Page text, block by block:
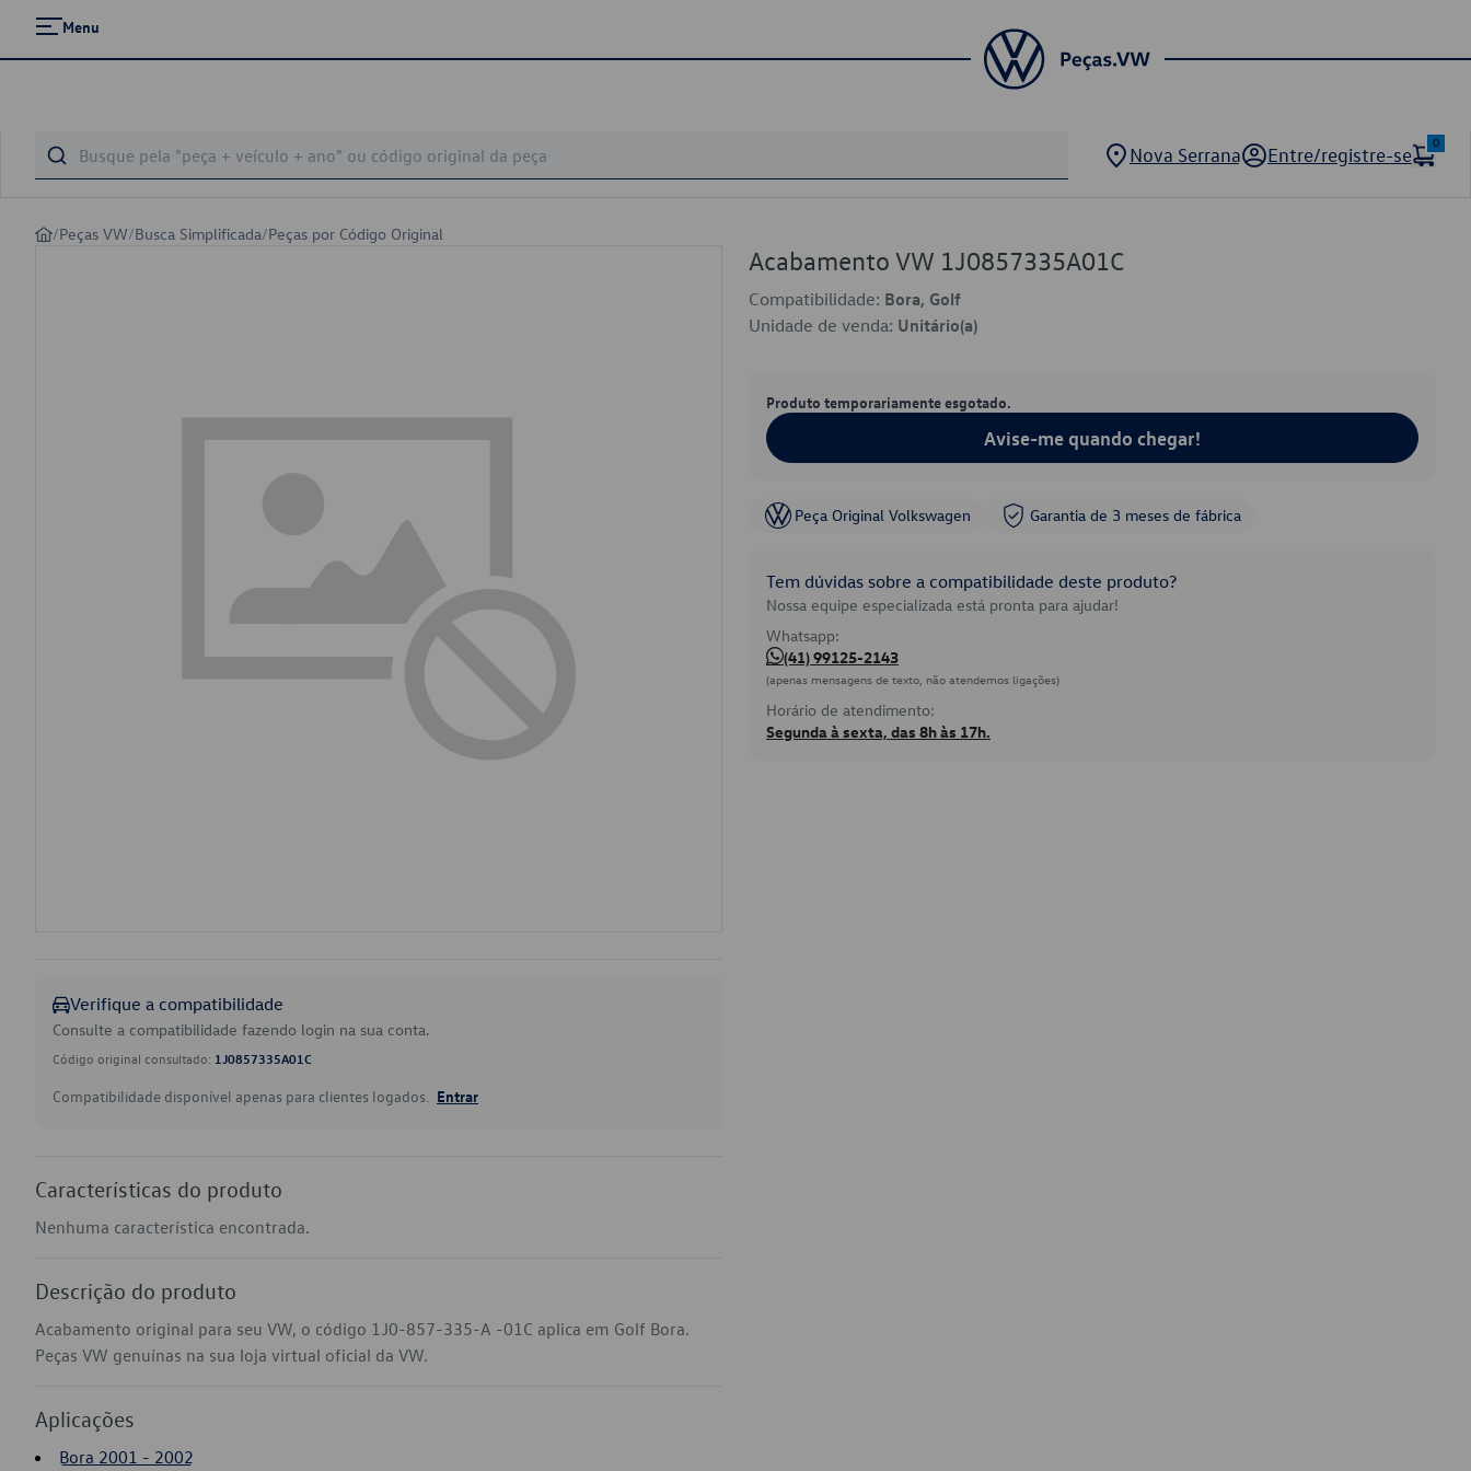
Menu
Nova Serrana Entre/registre-se
0
/Peças VW/Busca Simplificada/Peças por Código Original
Verifique a compatibilidade
Consulte a compatibilidade fazendo login na sua conta.
Código original consultado: 1J0857335A01C
Compatibilidade disponível apenas para clientes logados. Entrar
Características do produto
Nenhuma característica encontrada.
Descrição do produto
Acabamento original para seu VW, o código 1J0-857-335-A -01C aplica em Golf Bora.
Peças VW genuínas na sua loja virtual oficial da VW.
Aplicações
Bora 2001 - 2002
Acabamento VW 1J0857335A01C
Compatibilidade: Bora, Golf
Unidade de venda: Unitário(a)
Produto temporariamente esgotado.
Avise-me quando chegar!
Peça Original Volkswagen Garantia de 3 meses de fábrica
Tem dúvidas sobre a compatibilidade deste produto?
Nossa equipe especializada está pronta para ajudar!
Whatsapp:
(41) 99125-2143
(apenas mensagens de texto, não atendemos ligações)
Horário de atendimento:
Segunda à sexta, das 8h às 17h.